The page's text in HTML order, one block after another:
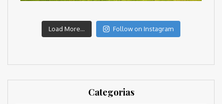
Load More... Follow on Instagram
Categorias